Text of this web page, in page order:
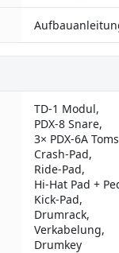
TD-1 Modul,
PDX-8 Snare,
3× PDX-6A
Crash-Pad,
Ride-Pad,
Hi-Hat Pad +
Kick-Pad,
Drumrack,
Verkabelung,
Drumkey